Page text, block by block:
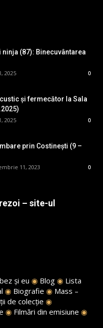
ninja (87): Binecuvântarea
2025 0
și fermecător la Sala
2025 0
prin Costinești (9 –
11, 2023 0
– site-ul
și eu ◉ Blog ◉ Lista
◉ Biografie ◉ Mass –
de colecție ◉
◉ Filmări din emisiune ◉